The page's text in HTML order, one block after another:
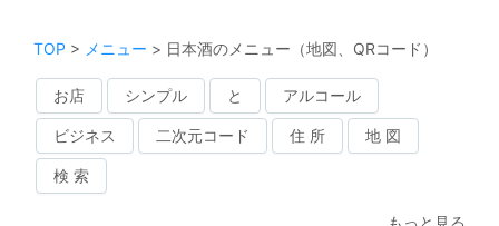
TOP > メニュー > 日本酒のメニュー（地図、QRコード）
お店 シンプル と アルコール
ビジネス 二次元コード 住 所 地 図
検 索
もっと見る